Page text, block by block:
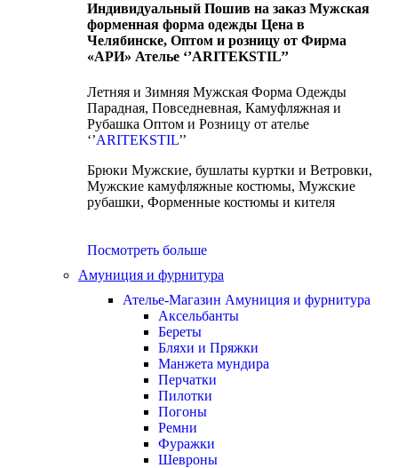
Индивидуальный Пошив на заказ Мужская
форменная форма одежды Цена в
Челябинске, Оптом и розницу от Фирма
«АРИ» Ателье ‘’ARITEKSTIL’’
Летняя и Зимняя Мужская Форма Одежды
Парадная, Повседневная, Камуфляжная и
Рубашка Оптом и Розницу от ателье
‘’ARITEKSTIL’’
Брюки Мужские, бушлаты куртки и Ветровки,
Мужские камуфляжные костюмы, Мужские
рубашки, Форменные костюмы и кителя
Посмотреть больше
Амуниция и фурнитура
Ателье-Магазин Амуниция и фурнитура
Аксельбанты
Береты
Бляхи и Пряжки
Манжета мундира
Перчатки
Пилотки
Погоны
Ремни
Фуражки
Шевроны